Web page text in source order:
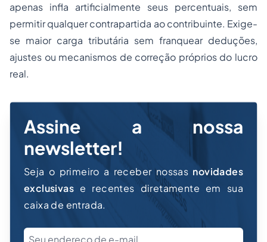
apenas infla artificialmente seus percentuais, sem
permitir qualquer contrapartida ao contribuinte. Exige-
se maior carga tributária sem franquear deduções,
ajustes ou mecanismos de correção próprios do lucro
real.
Assine a nossa
newsletter!
Seja o primeiro a receber nossas novidades
exclusivas e recentes diretamente em sua
caixa de entrada.